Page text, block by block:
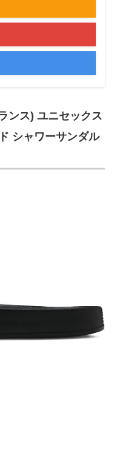
ンス) ユニセックス
シャワーサンダル